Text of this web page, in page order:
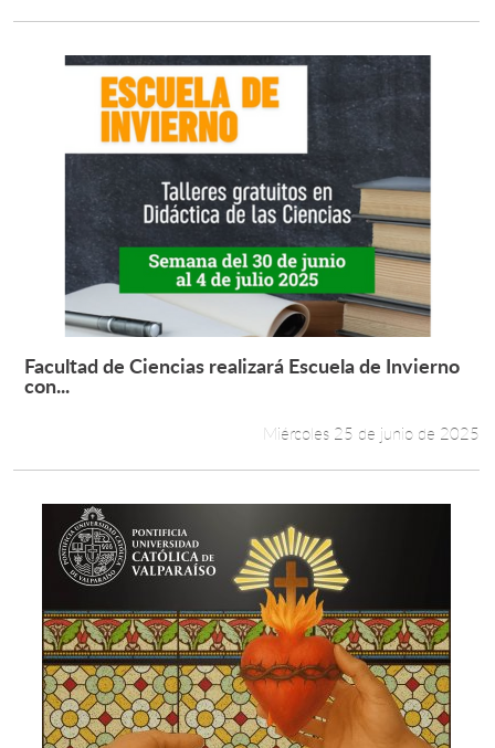
Leer más +
Facultad de Ciencias realizará Escuela de Invierno
con...
Miércoles 25 de junio de 2025